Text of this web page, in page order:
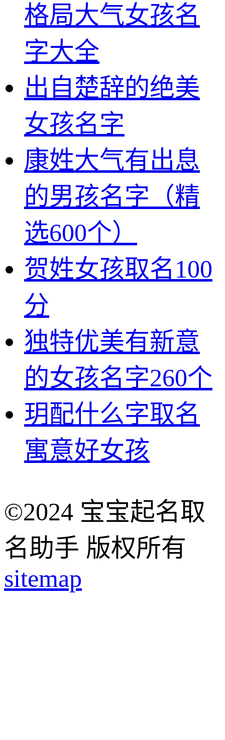
格局大气女孩名
字大全
出自楚辞的绝美
女孩名字
康姓大气有出息
的男孩名字（精
选600个）
贺姓女孩取名100
分
独特优美有新意
的女孩名字260个
玥配什么字取名
寓意好女孩
©2024 宝宝起名取
名助手 版权所有
sitemap